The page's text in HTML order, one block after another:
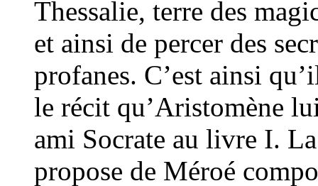
Thessalie, terre des
et ainsi de percer des
profanes. C’est ainsi
le récit qu’Aristomène
ami Socrate au livre I.
propose de Méroé